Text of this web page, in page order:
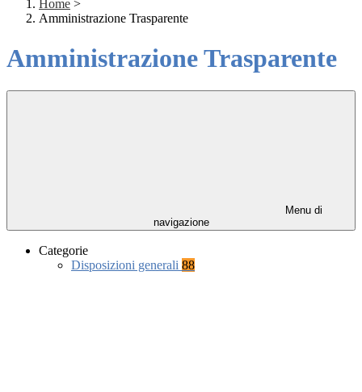
Home >
Amministrazione Trasparente
Amministrazione Trasparente
Menu di
navigazione
Categorie
Disposizioni generali 88